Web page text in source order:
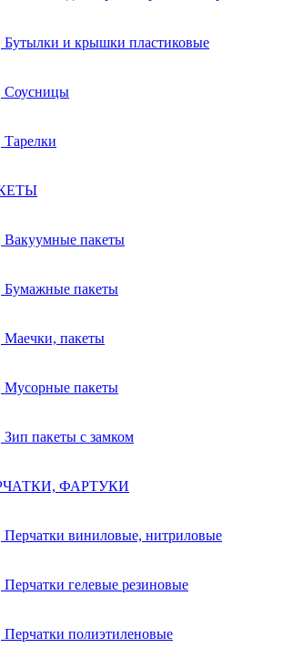
Бутылки и крышки пластиковые
Соусницы
Тарелки
Вакуумные пакеты
Бумажные пакеты
Маечки, пакеты
Мусорные пакеты
Зип пакеты с замком
ФАРТУКИ
Перчатки виниловые, нитриловые
Перчатки гелевые резиновые
Перчатки полиэтиленовые